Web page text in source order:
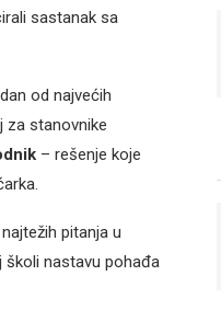
sastanak sa
od najvećih
za stanovnike
– rešenje koje
pitanja u
školi nastavu pohađa